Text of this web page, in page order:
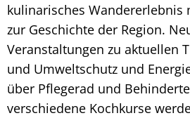
kulinarisches
zur Geschichte der Region.
Veranstaltungen zu aktuellen
und Umweltschutz und
über Pflegerad und
verschiedene Kochkurse